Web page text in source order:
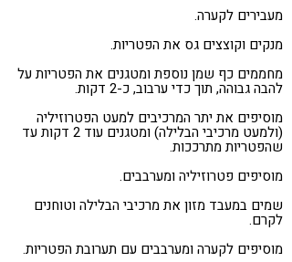
מעבירים לקערה.
מנקים וקוצצים גס את הפטריות.
מחממים כף שמן נוספת ומטגנים את הפטריות על
להבה גבוהה, תוך כדי ערבוב, כ-2 דקות.
מוסיפים את יתר המרכיבים למעט הפטרוזיליה
(ולמעט מרכיבי הבלילה) ומטגנים עוד 2 דקות עד
שהפטריות מתרככות.
מוסיפים פטרוזיליה ומערבבים.
שמים במעבד מזון את מרכיבי הבלילה וטוחנים
לקרם.
מוסיפים לקערה ומערבבים עם תערובת הפטריות.